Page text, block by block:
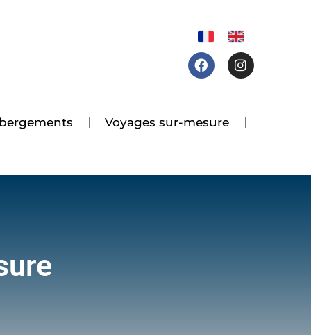
FacebookInstagram
Voyages sur-mesure